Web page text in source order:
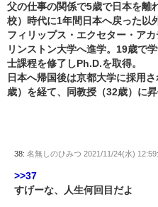
父の仕事の関係で5歳で日本を離
校）時代に1年間日本へ戻った以
フィリップス・エクセター・ア
リンストン大学へ進学。19歳で
士課程を修了しPh.D.を取得。
日本へ帰国後は京都大学に採用
歳）を経て、同教授（32歳）に昇
38: 名無しのひみつ 2021/11/24(水)
>>37
すげーな、人生何回目だよ